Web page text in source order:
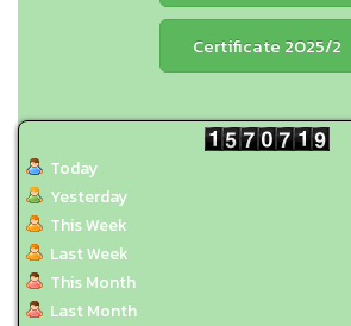
Certificate 2025/2
Today
Yesterday
This Week
Last Week
This Month
Last Month